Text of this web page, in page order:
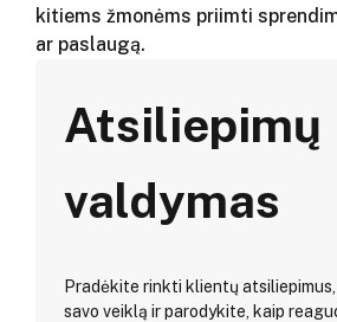
kitiems žmonėms priimti
ar paslaugą.
Atsiliepimų
valdymas
Pradėkite rinkti klientų
savo veiklą ir parodykite, kaip